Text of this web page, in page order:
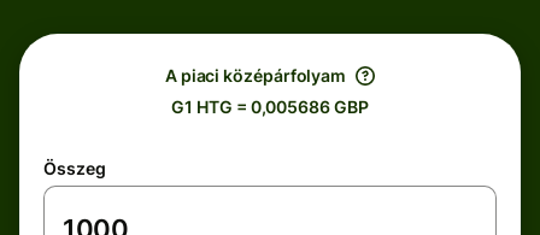
A piaci középárfolyam
G1 HTG = 0,005686 GBP
Összeg